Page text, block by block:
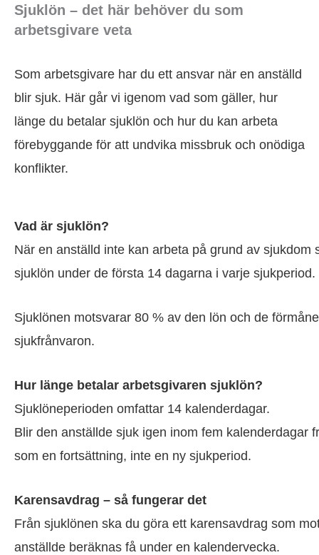
Sjuklön – det här behöver du som
arbetsgivare veta
Som arbetsgivare har du ett ansvar när en anställd
blir sjuk. Här går vi igenom vad som gäller, hur
länge du betalar sjuklön och hur du kan arbeta
förebyggande för att undvika missbruk och onödiga
konflikter.
Vad är sjuklön?
När en anställd inte kan arbeta på grund av sjukdom
sjuklön under de första 14 dagarna i varje sjukperiod.
Sjuklönen motsvarar 80 % av den lön och de
sjukfrånvaron.
Hur länge betalar arbetsgivaren sjuklön?
Sjuklöneperioden omfattar 14 kalenderdagar.
Blir den anställde sjuk igen inom fem kalenderdagar
som en fortsättning, inte en ny sjukperiod.
Karensavdrag – så fungerar det
Från sjuklönen ska du göra ett karensavdrag som
anställde beräknas få under en kalendervecka.